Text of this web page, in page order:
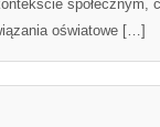
społecznym,
oświatowe […]